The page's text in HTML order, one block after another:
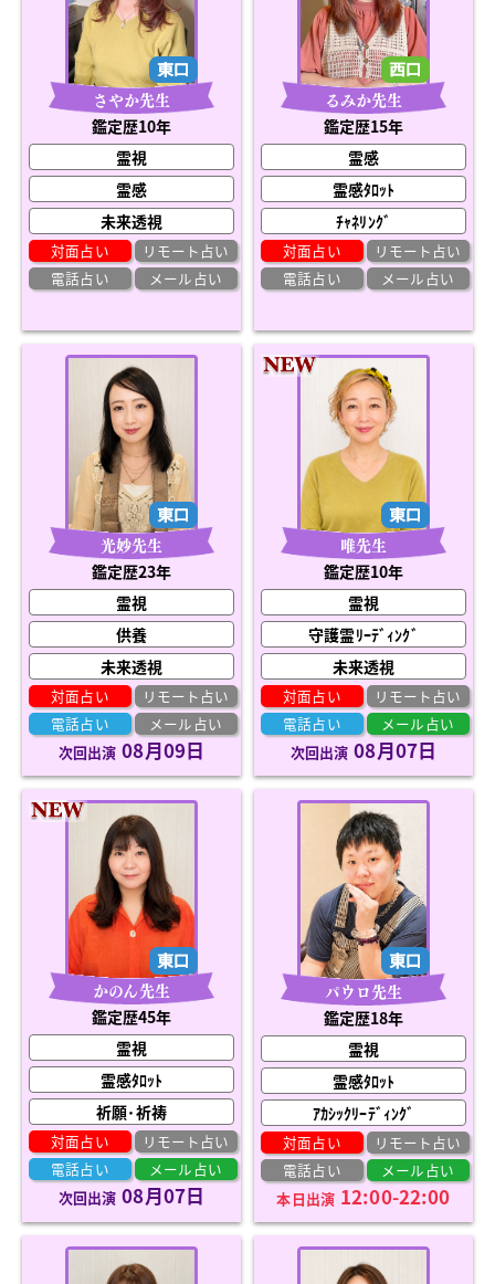
さやか先生
鑑定歴10年
霊視
霊感
未来透視
対面占い
リモート占い
電話占い
メール占い
るみか先生
鑑定歴15年
霊感
霊感ﾀﾛｯﾄ
ﾁｬﾈﾘﾝｸﾞ
対面占い
リモート占い
電話占い
メール占い
光妙先生
鑑定歴23年
霊視
供養
未来透視
対面占い
リモート占い
電話占い
メール占い
次回出演 08月09日
唯先生
鑑定歴10年
霊視
守護霊ﾘｰﾃﾞｨﾝｸﾞ
未来透視
対面占い
リモート占い
電話占い
メール占い
次回出演 08月07日
かのん先生
鑑定歴45年
霊視
霊感ﾀﾛｯﾄ
祈願･祈祷
対面占い
リモート占い
電話占い
メール占い
次回出演 08月07日
パウロ先生
鑑定歴18年
霊視
霊感ﾀﾛｯﾄ
ｱｶｼｯｸﾘｰﾃﾞｨﾝｸﾞ
対面占い
リモート占い
電話占い
メール占い
本日出演 12:00-22:00